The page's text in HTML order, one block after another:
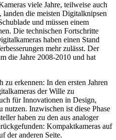
viele Jahre, teilweise auch
landen die meisten Digitalknipsen
und müssen einem
Die technischen Fortschritte
haben einen Stand
mehr zulässt. Der
die Jahre 2008-2010 und hat
zu erkennen: In den ersten Jahren
der Wille zu
für Innovationen in Design,
Inzwischen ist diese Phase
haben zu den aus analoger
Kompaktkameras auf
der anderen Seite.